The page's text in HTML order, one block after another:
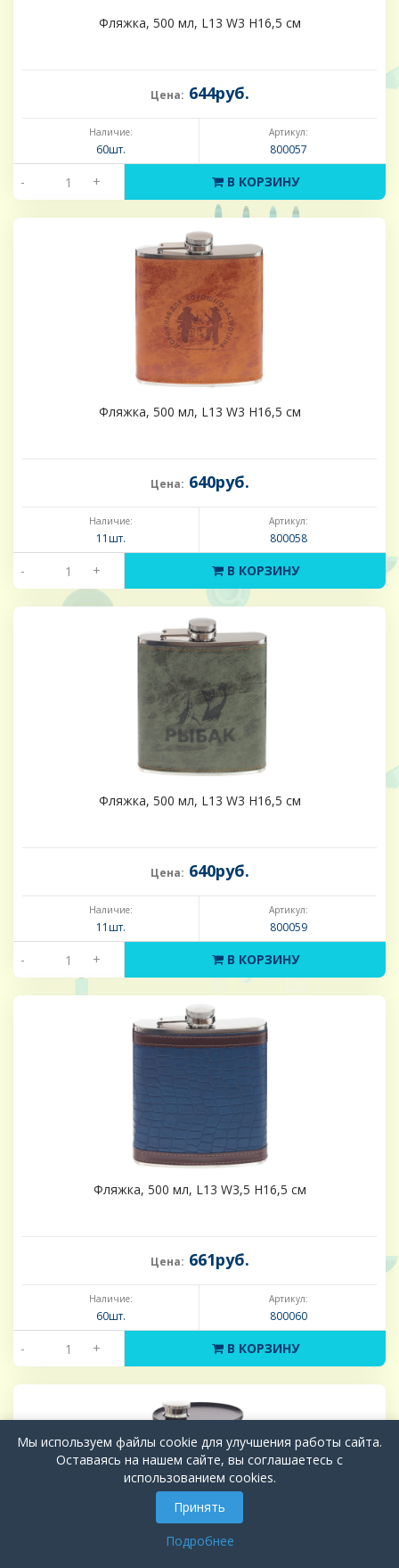
Фляжка, 500 мл, L13 W3 H16,5 см
Цена: 644руб.
Наличие:
60шт.
Артикул:
800057
- + В КОРЗИНУ
Фляжка, 500 мл, L13 W3 H16,5 см
Цена: 640руб.
Наличие:
11шт.
Артикул:
800058
- + В КОРЗИНУ
Фляжка, 500 мл, L13 W3 H16,5 см
Цена: 640руб.
Наличие:
11шт.
Артикул:
800059
- + В КОРЗИНУ
Фляжка, 500 мл, L13 W3,5 H16,5 см
Цена: 661руб.
Наличие:
60шт.
Артикул:
800060
- + В КОРЗИНУ
Мы используем файлы cookie для улучшения работы сайта.
Оставаясь на нашем сайте, вы соглашаетесь с
использованием cookies.
Принять
Подробнее